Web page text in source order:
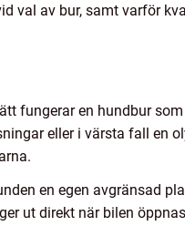
val av bur, samt varför
fungerar en hundbur
eller i värsta fall en
en egen avgränsad
ut direkt när bilen